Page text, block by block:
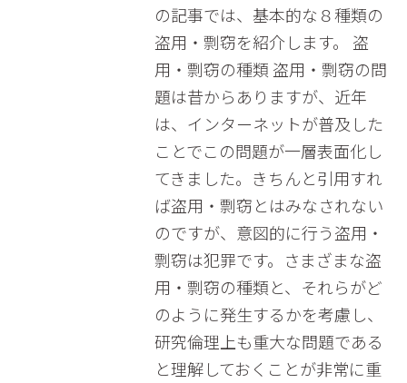
の記事では、基本的な８種類の
盗用・剽窃を紹介します。 盗
用・剽窃の種類 盗用・剽窃の問
題は昔からありますが、近年
は、インターネットが普及した
ことでこの問題が一層表面化し
てきました。きちんと引用すれ
ば盗用・剽窃とはみなされない
のですが、意図的に行う盗用・
剽窃は犯罪です。さまざまな盗
用・剽窃の種類と、それらがど
のように発生するかを考慮し、
研究倫理上も重大な問題である
と理解しておくことが非常に重